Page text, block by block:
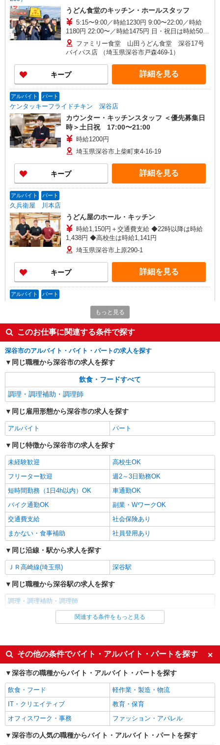
うどん食堂のキッチン・ホールスタッフ
5:15〜9:00／時給1230円 9:00〜22:00／時給
1180円 22:00〜／時給1475円 日・祝日は時給50円
アップ！（9時〜22時）
ファミリー食堂 山田うどん食堂 深谷17号
バイパス店 （埼玉県深谷市戸森469-1）
キープ 詳細を見る
アルバイト パート
ケンタッキーフライドチキン 深谷店
カウンター・キッチンスタッフ ＜優先募集日
時＞土日祝 17:00〜21:00
時給1200円
埼玉県深谷市上柴町東4-16-19
キープ 詳細を見る
アルバイト パート
久兵衛屋 川本店
うどん屋のホール・キッチン
時給1,150円＋交通費支給 ◆22時以降は時給
1,438円 ◆高校生は時給1,141円
埼玉県深谷市上原290-1
キープ 詳細を見る
アルバイト パート
すき家の店舗スタッフ（接客・調理・清掃な
ど）
時給1,500円
埼玉県深谷市荒川174
キープ 詳細を見る
アルバイト パート
すき家 花園IC店
すき家の店舗スタッフ（接客・調理・清掃な
ど）
時給1,200円 ※22:00〜翌5:00：時給1,500円 ※
高校生時給1,150円 ※早朝手当（5:00〜9:00）時給
＋150円
埼玉県深谷市荒川174
キープ 詳細を見る
アルバイト パート
COCO’S 深谷店
ココスのキッチン（フード）スタッフ
時給1200円 ※22:00〜翌5:00：時給1500円 ※
8:00）時給＋150円
埼玉県深谷市原郷38-17
詳細を見る
アルバイト パート
久兵衛屋 深谷上柴店
うどん屋のホール・キッチン
埼玉県深谷市上柴町東3-13-23
キープ 詳細を見る
アルバイト パート
丸亀製麺深谷店
キッチン・ホールスタッフ（ディナータイム）
時給1200円〜 ☆22時以降は時給25％UP（深夜
割増有）
もっと見る
このお仕事に関連する条件で探す
深谷市のアルバイト・バイト・パートの求人を探す
同じ職種から深谷市の求人を探す
飲食・フードすべて
調理・調理補助・調理師
同じ雇用形態から深谷市の求人を探す
アルバイト パート
同じ特徴から深谷市の求人を探す
未経験歓迎
高校生OK
フリーター歓迎
週2～3日勤務OK
短時間勤務（1日4h以内）OK
車通勤OK
バイク通勤OK
副業・WワークOK
交通費支給
社会保険あり
まかない・食事補助
社員登用あり
同じ沿線・駅から求人を探す
ＪＲ高崎線(埼玉県) 深谷駅
同じ職種から深谷駅の求人を探す
調理・調理補助・調理師
同じ雇用形態から深谷駅の求人を探す
同じ特徴から深谷駅の求人を探す
未経験歓迎
高校生OK
フリーター歓迎
週2～3日勤務OK
短時間勤務（1日4h以内）OK
車通勤OK
バイク通勤OK
副業・WワークOK
交通費支給
社会保険あり
まかない・食事補助
社員登用あり
関連する条件をもっと見る
その他の条件でバイト・アルバイト・パートを探す
深谷市の職種からバイト・アルバイト・パートを探す
飲食・フード
軽作業・製造・物流
IT・クリエイティブ
教育・保育
オフィスワーク・事務
ファッション・アパレル
深谷市の人気の職種からバイト・アルバイト・パートを探す